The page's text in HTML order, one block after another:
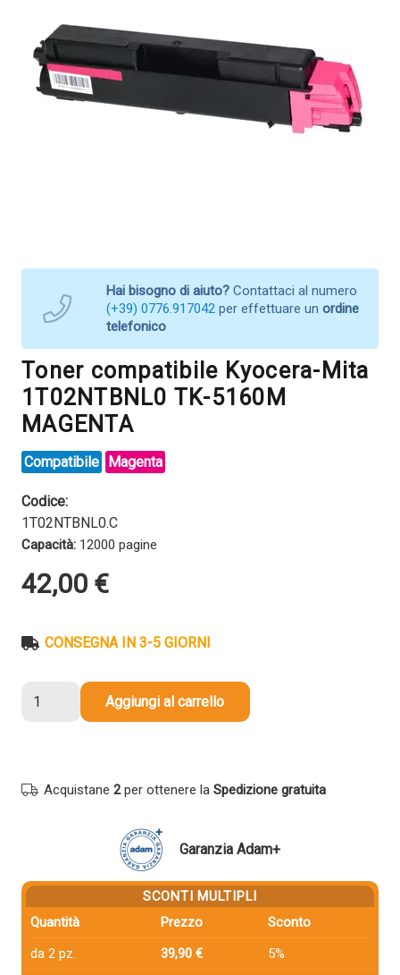
Hai bisogno di aiuto? Contattaci al numero
(+39) 0776.917042 per effettuare un ordine
telefonico
Toner compatibile Kyocera-Mita
1T02NTBNL0 TK-5160M
MAGENTA
Compatibile Magenta
Codice:
1T02NTBNL0.C
Capacità: 12000 pagine
42,00 €
CONSEGNA IN 3-5 GIORNI
compatibile
TK-
Aggiungi al carrello
Acquistane 2per ottenere la Spedizione gratuita
Garanzia Adam+
SCONTI MULTIPLI
Quantità
Prezzo
Sconto
da 2 pz.
39,90 €
5%